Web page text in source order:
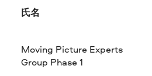
氏名
Moving Picture Experts
Group Phase 1